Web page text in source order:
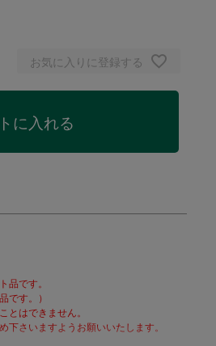
お気に入りに登録する
に入れる
品です。
です。）
とはできません。
下さいますようお願いいたします。